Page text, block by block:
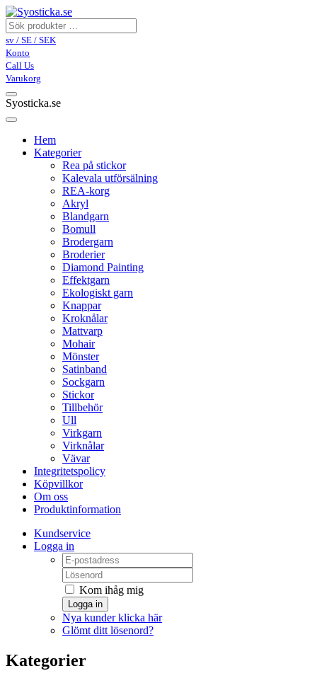
sv / SE / SEK
Konto
Call Us
Varukorg
Syosticka.se
Hem
Kategorier
Rea på stickor
Kalevala utförsälning
REA-korg
Akryl
Blandgarn
Bomull
Brodergarn
Broderier
Diamond Painting
Effektgarn
Ekologiskt garn
Knappar
Kroknålar
Mattvarp
Mohair
Mönster
Satinband
Sockgarn
Stickor
Tillbehör
Ull
Virkgarn
Virknålar
Vävar
Integritetspolicy
Köpvillkor
Om oss
Produktinformation
Kundservice
Logga in
Kom ihåg mig
Logga in
Nya kunder klicka här
Glömt ditt lösenord?
Kategorier